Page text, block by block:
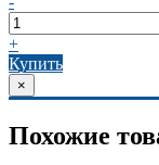
+
Купить
×
Похожие